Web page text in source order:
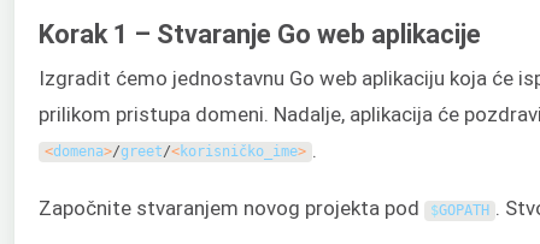
Korak 1 – Stvaranje Go web aplikacije
Izgradit ćemo jednostavnu Go web aplikaciju koja će
prilikom pristupa domeni. Nadalje, aplikacija će
<domena>/greet/<korisničko_ime> .
Započnite stvaranjem novog projekta pod $GOPATH .